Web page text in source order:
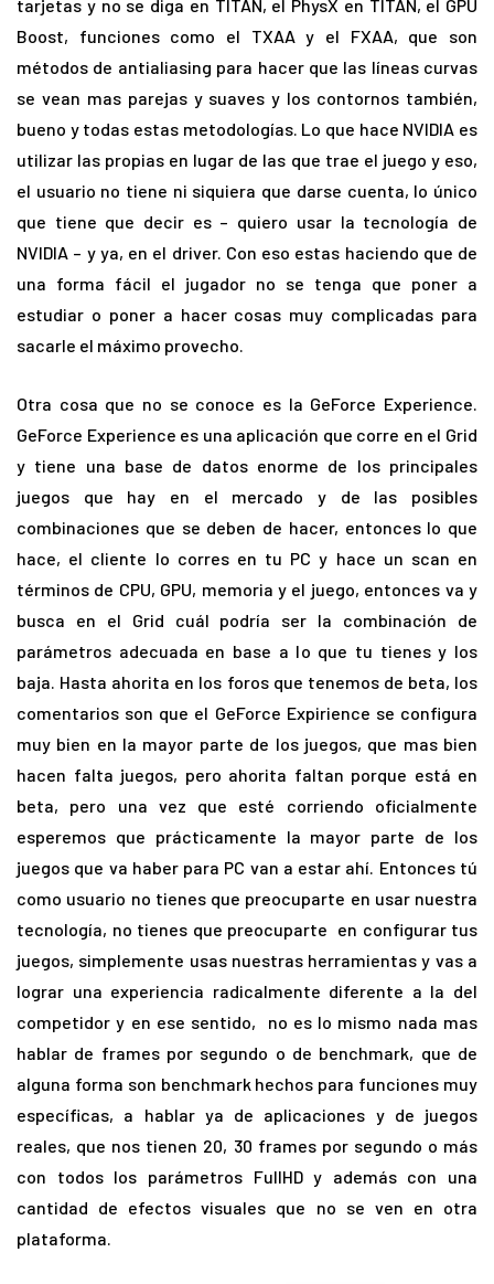
tarjetas y no se diga en TITAN, el PhysX en TITAN, el GPU
Boost, funciones como el TXAA y el FXAA, que son
métodos de antialiasing para hacer que las líneas curvas
se vean mas parejas y suaves y los contornos también,
bueno y todas estas metodologías. Lo que hace NVIDIA es
utilizar las propias en lugar de las que trae el juego y eso,
el usuario no tiene ni siquiera que darse cuenta, lo único
que tiene que decir es – quiero usar la tecnología de
NVIDIA – y ya, en el driver. Con eso estas haciendo que de
una forma fácil el jugador no se tenga que poner a
estudiar o poner a hacer cosas muy complicadas para
sacarle el máximo provecho.
Otra cosa que no se conoce es la GeForce Experience.
GeForce Experience es una aplicación que corre en el Grid
y tiene una base de datos enorme de los principales
juegos que hay en el mercado y de las posibles
combinaciones que se deben de hacer, entonces lo que
hace, el cliente lo corres en tu PC y hace un scan en
términos de CPU, GPU, memoria y el juego, entonces va y
busca en el Grid cuál podría ser la combinación de
parámetros adecuada en base a lo que tu tienes y los
baja. Hasta ahorita en los foros que tenemos de beta, los
comentarios son que el GeForce Expirience se configura
muy bien en la mayor parte de los juegos, que mas bien
hacen falta juegos, pero ahorita faltan porque está en
beta, pero una vez que esté corriendo oficialmente
esperemos que prácticamente la mayor parte de los
juegos que va haber para PC van a estar ahí. Entonces tú
como usuario no tienes que preocuparte en usar nuestra
tecnología, no tienes que preocuparte en configurar tus
juegos, simplemente usas nuestras herramientas y vas a
lograr una experiencia radicalmente diferente a la del
competidor y en ese sentido, no es lo mismo nada mas
hablar de frames por segundo o de benchmark, que de
alguna forma son benchmark hechos para funciones muy
específicas, a hablar ya de aplicaciones y de juegos
reales, que nos tienen 20, 30 frames por segundo o más
con todos los parámetros FullHD y además con una
cantidad de efectos visuales que no se ven en otra
plataforma.